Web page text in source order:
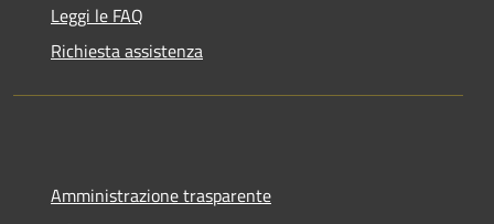
Leggi le FAQ
Richiesta assistenza
Amministrazione trasparente